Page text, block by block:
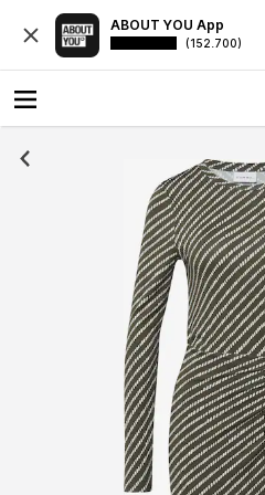
ABOUT YOU App
(152.700)